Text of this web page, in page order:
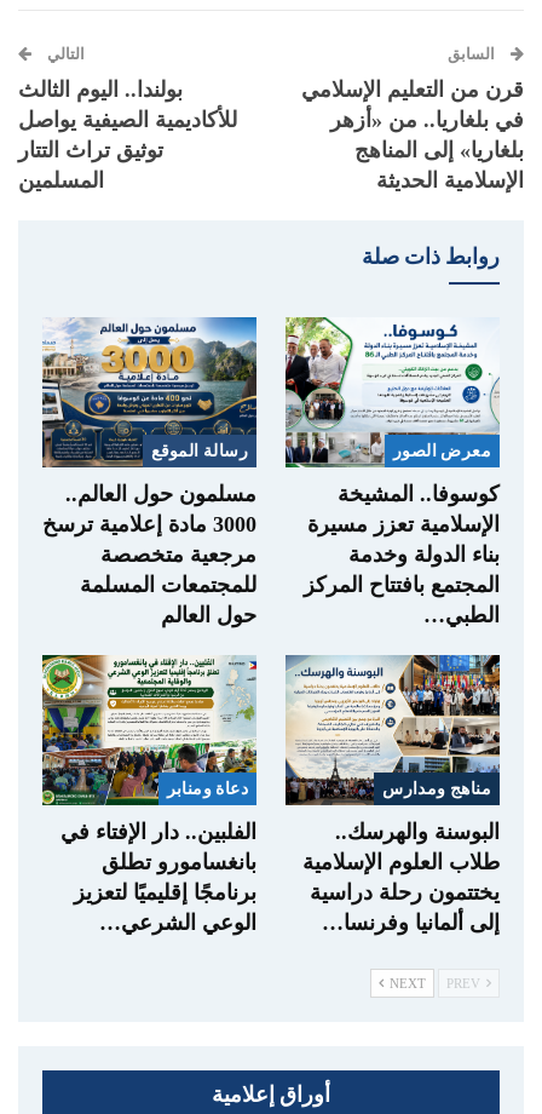
السابق
قرن من التعليم الإسلامي
في بلغاريا.. من «أزهر
بلغاريا» إلى المناهج
الإسلامية الحديثة
التالي
بولندا.. اليوم الثالث
للأكاديمية الصيفية يواصل
توثيق تراث التتار
المسلمين
روابط ذات صلة
معرض الصور
كوسوفا.. المشيخة
الإسلامية تعزز مسيرة
بناء الدولة وخدمة
المجتمع بافتتاح المركز
الطبي…
رسالة الموقع
مسلمون حول العالم..
3000 مادة إعلامية ترسخ
مرجعية متخصصة
للمجتمعات المسلمة
حول العالم
مناهج ومدارس
البوسنة والهرسك..
طلاب العلوم الإسلامية
يختتمون رحلة دراسية
إلى ألمانيا وفرنسا…
دعاة ومنابر
الفلبين.. دار الإفتاء في
بانغسامورو تطلق
برنامجًا إقليميًا لتعزيز
الوعي الشرعي…
NEXT
أوراق إعلامية